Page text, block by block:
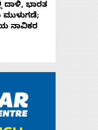
ದಾಳಿ, ಭಾರತ
ಮುಳುಗಡೆ;
ನಾವಿಕರ